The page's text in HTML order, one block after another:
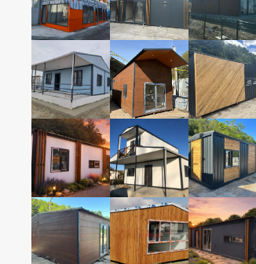
350cmx1200cm
2+1 TAŞINABİLİR
KONUT KONTEYNER